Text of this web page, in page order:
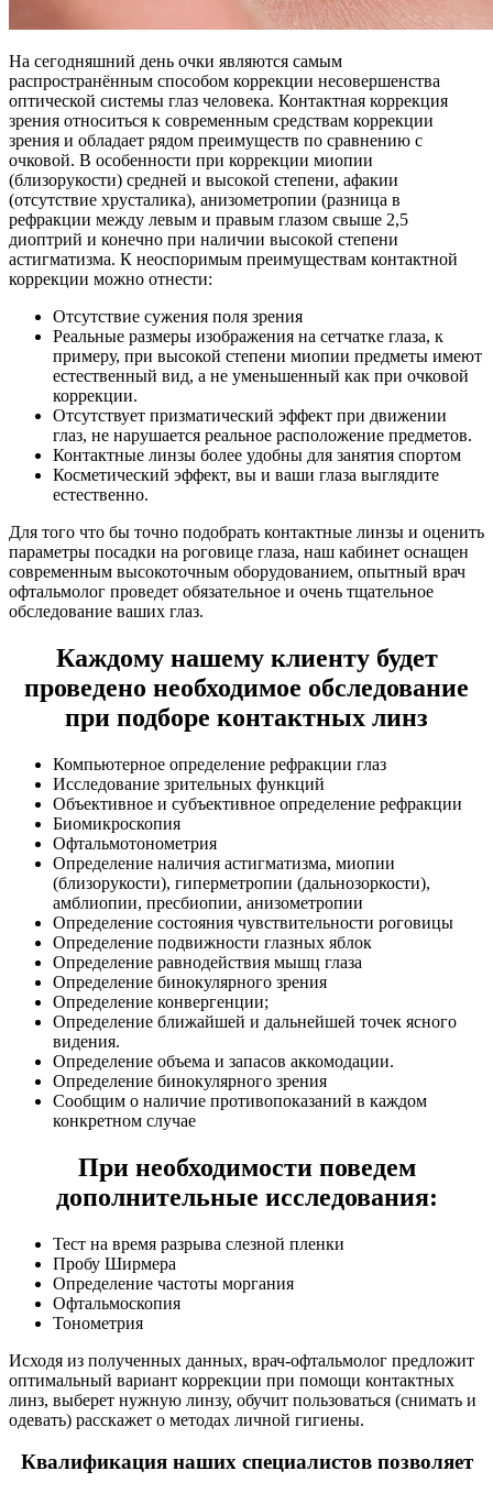
На сегодняшний день очки являются самым
распространённым способом коррекции несовершенства
оптической системы глаз человека. Контактная коррекция
зрения относиться к современным средствам коррекции
зрения и обладает рядом преимуществ по сравнению с
очковой. В особенности при коррекции миопии
(близорукости) средней и высокой степени, афакии
(отсутствие хрусталика), анизометропии (разница в
рефракции между левым и правым глазом свыше 2,5
диоптрий и конечно при наличии высокой степени
астигматизма. К неоспоримым преимуществам контактной
коррекции можно отнести:
Отсутствие сужения поля зрения
Реальные размеры изображения на сетчатке глаза, к
примеру, при высокой степени миопии предметы имеют
естественный вид, а не уменьшенный как при очковой
коррекции.
Отсутствует призматический эффект при движении
глаз, не нарушается реальное расположение предметов.
Контактные линзы более удобны для занятия спортом
Косметический эффект, вы и ваши глаза выглядите
естественно.
Для того что бы точно подобрать контактные линзы и оценить
параметры посадки на роговице глаза, наш кабинет оснащен
современным высокоточным оборудованием, опытный врач
офтальмолог проведет обязательное и очень тщательное
обследование ваших глаз.
Каждому нашему клиенту будет
проведено необходимое обследование
при подборе контактных линз
Компьютерное определение рефракции глаз
Исследование зрительных функций
Объективное и субъективное определение рефракции
Биомикроскопия
Офтальмотонометрия
Определение наличия астигматизма, миопии
(близорукости), гиперметропии (дальнозоркости),
амблиопии, пресбиопии, анизометропии
Определение состояния чувствительности роговицы
Определение подвижности глазных яблок
Определение равнодействия мышц глаза
Определение бинокулярного зрения
Определение конвергенции;
Определение ближайшей и дальнейшей точек ясного
видения.
Определение объема и запасов аккомодации.
Определение бинокулярного зрения
Сообщим о наличие противопоказаний в каждом
конкретном случае
При необходимости поведем
дополнительные исследования:
Тест на время разрыва слезной пленки
Пробу Ширмера
Определение частоты моргания
Офтальмоскопия
Тонометрия
Исходя из полученных данных, врач-офтальмолог предложит
оптимальный вариант коррекции при помощи контактных
линз, выберет нужную линзу, обучит пользоваться (снимать и
одевать) расскажет о методах личной гигиены.
Квалификация наших специалистов позволяет